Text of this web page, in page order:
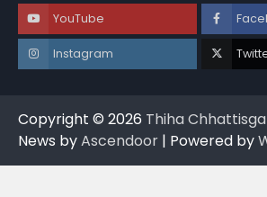
YouTube
Instagram
Copyright © 2026 Thiha
News byAscendoor | Powered by